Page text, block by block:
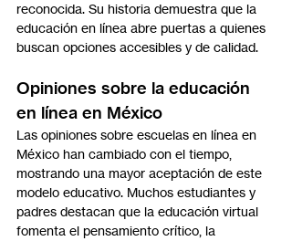
reconocida. Su historia demuestra que la
educación en línea abre puertas a quienes
buscan opciones accesibles y de calidad.
Opiniones sobre la educación
en línea en México
Las opiniones sobre escuelas en línea en
México han cambiado con el tiempo,
mostrando una mayor aceptación de este
modelo educativo. Muchos estudiantes y
padres destacan que la educación virtual
fomenta el pensamiento crítico, la